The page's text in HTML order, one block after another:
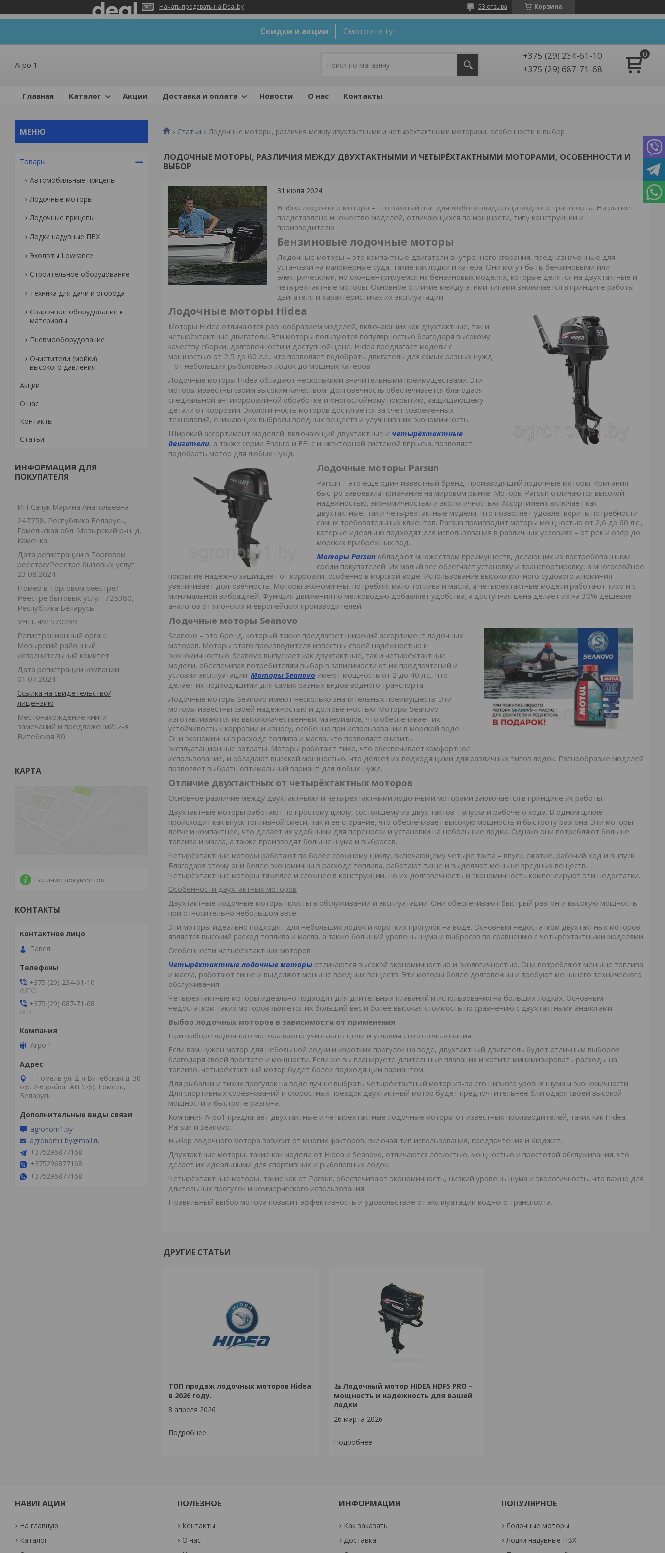
Начать продавать на Deal.by Корзина
53 отзыва
Скидки и акции Смотрите тут
Агро 1
+375 (29) 234-61-10
+375 (29) 687-71-68
Главная Каталог Акции Доставка и оплата Новости О нас Контакты
Статьи Лодочные моторы, различия между двухтактными и четырёхтактными моторами, особенности и выбор
ЛОДОЧНЫЕ МОТОРЫ, РАЗЛИЧИЯ МЕЖДУ ДВУХТАКТНЫМИ И ЧЕТЫРЁХТАКТНЫМИ МОТОРАМИ, ОСОБЕННОСТИ И
ВЫБОР
31 июля 2024
Выбор лодочного мотора – это важный шаг для любого владельца водного транспорта. На рынке
представлено множество моделей, отличающихся по мощности, типу конструкции и
производителю.
Бензиновые лодочные моторы
Лодочные моторы – это компактные двигатели внутреннего сгорания, предназначенные для
установки на маломерные суда, такие как лодки и катера. Они могут быть бензиновыми или
электрическими, но сконцентрируемся на бензиновых моделях, которые делятся на двухтактные и
четырёхтактные моторы. Основное отличие между этими типами заключается в принципе работы
двигателя и характеристиках их эксплуатации.
Лодочные моторы Hidea
Моторы Hidea отличаются разнообразием моделей, включающих как двухтактные, так и
четырёхтактные двигатели. Эти моторы пользуются популярностью благодаря высокому
качеству сборки, долговечности и доступной цене. Hidea предлагает модели с
мощностью от 2,5 до 60 л.с., что позволяет подобрать двигатель для самых разных нужд
– от небольших рыболовных лодок до мощных катеров.
Лодочные моторы Hidea обладают несколькими значительными преимуществами. Эти
моторы известны своим высоким качеством. Долговечность обеспечивается благодаря
специальной антикоррозийной обработке и многослойному покрытию, защищающему
детали от коррозии. Экологичность моторов достигается за счёт современных
технологий, снижающих выбросы вредных веществ и улучшивших экономичность.
Широкий ассортимент моделей, включающий двухтактные и четырёхтактные
двигатели, а также серии Enduro и EFI с инжекторной системой впрыска, позволяет
подобрать мотор для любых нужд.
Лодочные моторы Parsun
Parsun – это ещё один известный бренд, производящий лодочные моторы. Компания
быстро завоевала признание на мировом рынке. Моторы Parsun отличаются высокой
надёжностью, экономичностью и экологичностью. Ассортимент включает как
двухтактные, так и четырёхтактные модели, что позволяет удовлетворить потребности
самых требовательных клиентов. Parsun производит моторы мощностью от 2,6 до 60 л.с.,
которые идеально подходят для использования в различных условиях – от рек и озёр до
морских прибрежных вод.
Моторы Parsun обладают множеством преимуществ, делающих их востребованными
среди покупателей. Их малый вес облегчает установку и транспортировку, а многослойное
покрытие надежно защищает от коррозии, особенно в морской воде. Использование высокопрочного судового алюминия
увеличивает долговечность. Моторы экономичны, потребляя мало топлива и масла, а четырёхтактные модели работают тихо и с
минимальной вибрацией. Функция движения по мелководью добавляет удобства, а доступная цена делает их на 30% дешевле
аналогов от японских и европейских производителей.
Лодочные моторы Seanovo
Seanovo – это бренд, который также предлагает широкий ассортимент лодочных
моторов. Моторы этого производителя известны своей надёжностью и
экономичностью. Seanovo выпускает как двухтактные, так и четырёхтактные
модели, обеспечивая потребителям выбор в зависимости от их предпочтений и
условий эксплуатации. Моторы Seanovo имеют мощность от 2 до 40 л.с., что
делает их подходящими для самых разных видов водного транспорта.
Лодочные моторы Seanovo имеют несколько значительных преимуществ. Эти
моторы известны своей надёжностью и долговечностью. Моторы Seanovo
изготавливаются из высококачественных материалов, что обеспечивает их
устойчивость к коррозии и износу, особенно при использовании в морской воде.
Они экономичны в расходе топлива и масла, что позволяет снизить
эксплуатационные затраты. Моторы работают тихо, что обеспечивает комфортное
использование, и обладают высокой мощностью, что делает их подходящими для различных типов лодок. Разнообразие моделей
позволяет выбрать оптимальный вариант для любых нужд.
Отличие двухтактных от четырёхтактных моторов
Основное различие между двухтактными и четырёхтактными лодочными моторами заключается в принципе их работы.
Двухтактные моторы работают по простому циклу, состоящему из двух тактов – впуска и рабочего хода. В одном цикле
происходит как впуск топливной смеси, так и её сгорание, что обеспечивает высокую мощность и быстроту разгона. Эти моторы
легче и компактнее, что делает их удобными для переноски и установки на небольшие лодки. Однако они потребляют больше
топлива и масла, а также производят больше шума и выбросов.
Четырёхтактные моторы работают по более сложному циклу, включающему четыре такта – впуск, сжатие, рабочий ход и выпуск.
Благодаря этому они более экономичны в расходе топлива, работают тише и выделяют меньше вредных веществ.
Четырёхтактные моторы тяжелее и сложнее в конструкции, но их долговечность и экономичность компенсируют эти недостатки.
Особенности двухтактных моторов
Двухтактные лодочные моторы просты в обслуживании и эксплуатации. Они обеспечивают быстрый разгон и высокую мощность
при относительно небольшом весе.
Эти моторы идеально подходят для небольших лодок и коротких прогулок на воде. Основным недостатком двухтактных моторов
является высокий расход топлива и масла, а также больший уровень шума и выбросов по сравнению с четырёхтактными моделями.
Особенности четырёхтактных моторов
Четырёхтактные лодочные моторы отличаются высокой экономичностью и экологичностью. Они потребляют меньше топлива
и масла, работают тише и выделяют меньше вредных веществ. Эти моторы более долговечны и требуют меньшего технического
обслуживания.
Четырёхтактные моторы идеально подходят для длительных плаваний и использования на больших лодках. Основным
недостатком таких моторов является их больший вес и более высокая стоимость по сравнению с двухтактными аналогами.
Выбор лодочных моторов в зависимости от применения
При выборе лодочного мотора важно учитывать цели и условия его использования.
Если вам нужен мотор для небольшой лодки и коротких прогулок на воде, двухтактный двигатель будет отличным выбором
благодаря своей простоте и мощности. Если же вы планируете длительные плавания и хотите минимизировать расходы на
топливо, четырёхтактный мотор будет более подходящим вариантом.
Для рыбалки и тихих прогулок на воде лучше выбрать четырёхтактный мотор из-за его низкого уровня шума и экономичности.
Для спортивных соревнований и скоростных поездок двухтактный мотор будет предпочтительнее благодаря своей высокой
мощности и быстроте разгона.
Компания Агро1 предлагает двухтактные и четырёхтактные лодочные моторы от известных производителей, таких как Hidea,
Parsun и Seanovo.
Выбор лодочного мотора зависит от многих факторов, включая тип использования, предпочтения и бюджет.
Двухтактные моторы, такие как модели от Hidea и Seanovo, отличаются лёгкостью, мощностью и простотой обслуживания, что
делает их идеальными для спортивных и рыболовных лодок.
Четырёхтактные моторы, такие как от Parsun, обеспечивают экономичность, низкий уровень шума и экологичность, что важно для
длительных прогулок и коммерческого использования.
Правильный выбор мотора повысит эффективность и удовольствие от эксплуатации водного транспорта.
ДРУГИЕ СТАТЬИ
ТОП продаж лодочных моторов Hidea
в 2026 году.
8 апреля 2026
🚤 Лодочный мотор HIDEA HDF5 PRO –
мощность и надежность для вашей
лодки
26 марта 2026
Товары
Автомобильные прицепы
Лодочные моторы
Лодочные прицепы
Лодки надувные ПВХ
Эхолоты Lowrance
Строительное оборудование
Техника для дачи и огорода
Сварочное оборудование и
материалы
Пневмооборудование
Очистители (мойки)
высокого давления
Акции
О нас
Контакты
Статьи
ИНФОРМАЦИЯ ДЛЯ
ПОКУПАТЕЛЯ
ИП Сачук Марина Анатольевна
247758, Республика Беларусь,
Гомельская обл. Мозырский р-н. д.
Каменка
Дата регистрации в Торговом
реестре/Реестре бытовых услуг:
23.08.2024
Номер в Торговом реестре/
Реестре бытовых услуг: 725380,
Республика Беларусь
УНП: 491570239
Регистрационный орган:
Мозырский районный
исполнительный комитет
Дата регистрации компании:
01.07.2024
Ссылка на свидетельство/
лицензию
Местонахождение книги
замечаний и предложений: 2-я
Витебская 30
КАРТА
Наличие документов
КОНТАКТЫ
Павел
+375 (29) 234-61-10
(MTС)
+375 (29) 687-71-68
(А1)
Агро 1
г. Гомель ул. 2-я Витебская д. 30
оф. 2-6 (район АП №6), Гомель,
Беларусь
agronom1.by
agronom1.by@mail.ru
+375296877168
+375296877168
+375296877168
НАВИГАЦИЯ
На главную
Каталог
ПОЛЕЗНОЕ
Контакты
О нас
ИНФОРМАЦИЯ
Как заказать
Доставка
ПОПУЛЯРНОЕ
Лодочные моторы
Лодки надувные ПВХ